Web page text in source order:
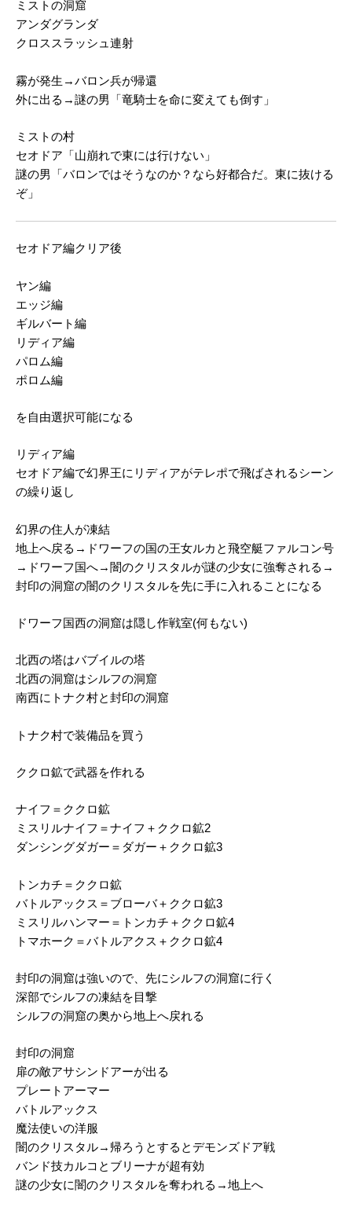
ミストの洞窟
アンダグランダ
クロススラッシュ連射
霧が発生→バロン兵が帰還
外に出る→謎の男「竜騎士を命に変えても倒す」
ミストの村
セオドア「山崩れで東には行けない」
謎の男「バロンではそうなのか？なら好都合だ。東に抜ける
ぞ」
セオドア編クリア後
ヤン編
エッジ編
ギルバート編
リディア編
パロム編
ポロム編
を自由選択可能になる
リディア編
セオドア編で幻界王にリディアがテレポで飛ばされるシーン
の繰り返し
幻界の住人が凍結
地上へ戻る→ドワーフの国の王女ルカと飛空艇ファルコン号
→ドワーフ国へ→闇のクリスタルが謎の少女に強奪される→
封印の洞窟の闇のクリスタルを先に手に入れることになる
ドワーフ国西の洞窟は隠し作戦室(何もない)
北西の塔はバブイルの塔
北西の洞窟はシルフの洞窟
南西にトナク村と封印の洞窟
トナク村で装備品を買う
ククロ鉱で武器を作れる
ナイフ＝ククロ鉱
ミスリルナイフ＝ナイフ＋ククロ鉱2
ダンシングダガー＝ダガー＋ククロ鉱3
トンカチ＝ククロ鉱
バトルアックス＝ブローバ＋ククロ鉱3
ミスリルハンマー＝トンカチ＋ククロ鉱4
トマホーク＝バトルアクス＋ククロ鉱4
封印の洞窟は強いので、先にシルフの洞窟に行く
深部でシルフの凍結を目撃
シルフの洞窟の奥から地上へ戻れる
封印の洞窟
扉の敵アサシンドアーが出る
プレートアーマー
バトルアックス
魔法使いの洋服
闇のクリスタル→帰ろうとするとデモンズドア戦
バンド技カルコとブリーナが超有効
謎の少女に闇のクリスタルを奪われる→地上へ